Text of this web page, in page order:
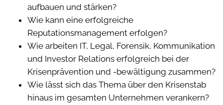
aufbauen und stärken?
Wie kann eine erfolgreiche
Reputationsmanagement erfolgen?
Wie arbeiten IT, Legal, Forensik, Kommunikation
und Investor Relations erfolgreich bei der
Krisenprävention und -bewältigung zusammen?
Wie lässt sich das Thema über den Krisenstab
hinaus im gesamten Unternehmen verankern?